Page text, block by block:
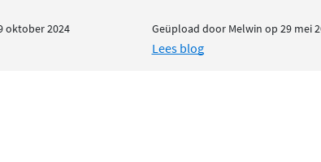
oktober 2024 Geüpload door Melwin op 29 mei
Lees blog